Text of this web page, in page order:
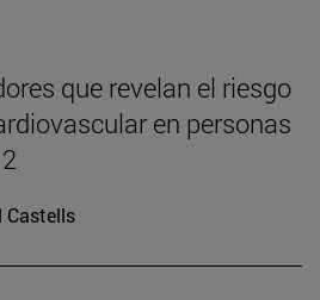
que revelan el riesgo
en personas
Castells